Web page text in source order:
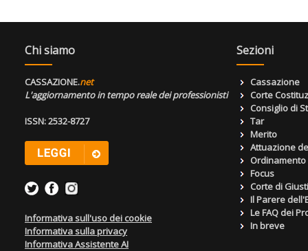
Chi siamo
CASSAZIONE.net
L'aggiornamento in tempo reale dei professionisti
ISSN: 2532-8727
Informativa sull'uso dei cookie
Informativa sulla privacy
Informativa Assistente AI
Sezioni
Cassazione
Corte
Consiglio di
Tar
Merito
Attuazione
Focus
Corte di
Il Parere
Le FAQ dei
In breve